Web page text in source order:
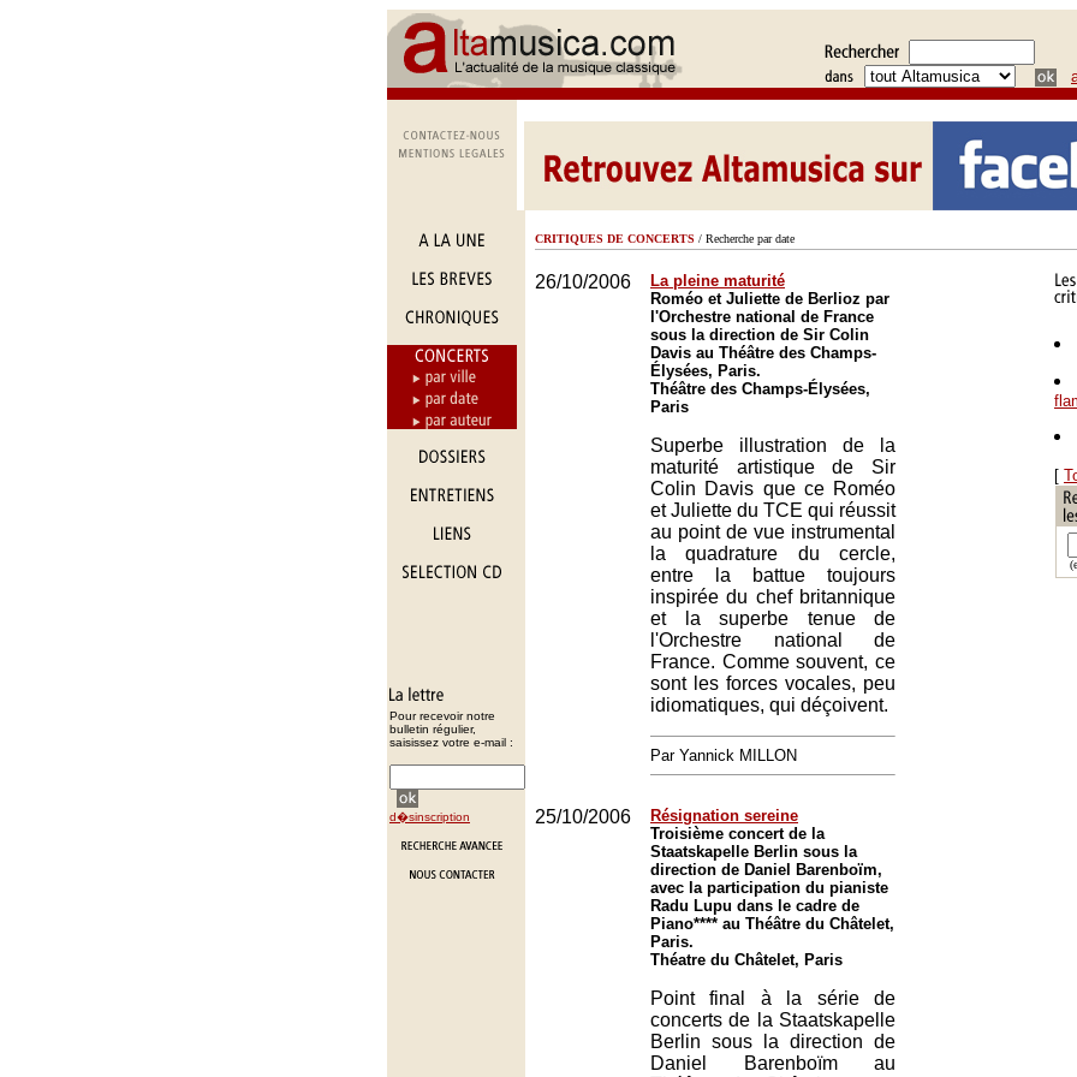
Pour recevoir notre
bulletin régulier,
saisissez votre e-mail :
d�sinscription
CRITIQUES DE CONCERTS / Recherche par date
26/10/2006
La pleine maturité
Roméo et Juliette de Berlioz par
l'Orchestre national de France
sous la direction de Sir Colin
Davis au Théâtre des Champs-
Élysées, Paris.
Théâtre des Champs-Élysées,
Paris
Superbe illustration de la
maturité artistique de Sir
Colin Davis que ce Roméo
et Juliette du TCE qui réussit
au point de vue instrumental
la quadrature du cercle,
entre la battue toujours
inspirée du chef britannique
et la superbe tenue de
l'Orchestre national de
France. Comme souvent, ce
sont les forces vocales, peu
idiomatiques, qui déçoivent.
Par Yannick MILLON
25/10/2006
Résignation sereine
Troisième concert de la
Staatskapelle Berlin sous la
direction de Daniel Barenboïm,
avec la participation du pianiste
Radu Lupu dans le cadre de
Piano**** au Théâtre du Châtelet,
Paris.
Théatre du Châtelet, Paris
Point final à la série de
concerts de la Staatskapelle
Berlin sous la direction de
Daniel Barenboïm au
[